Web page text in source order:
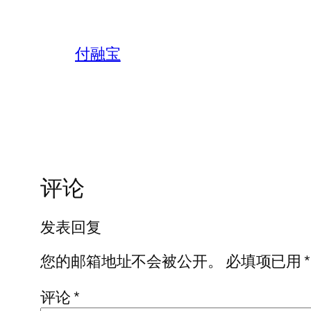
付融宝
评论
发表回复
您的邮箱地址不会被公开。
必填项已用*
评论*